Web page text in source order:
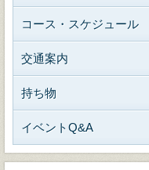
コース・スケジュール
交通案内
持ち物
イベントQ&A